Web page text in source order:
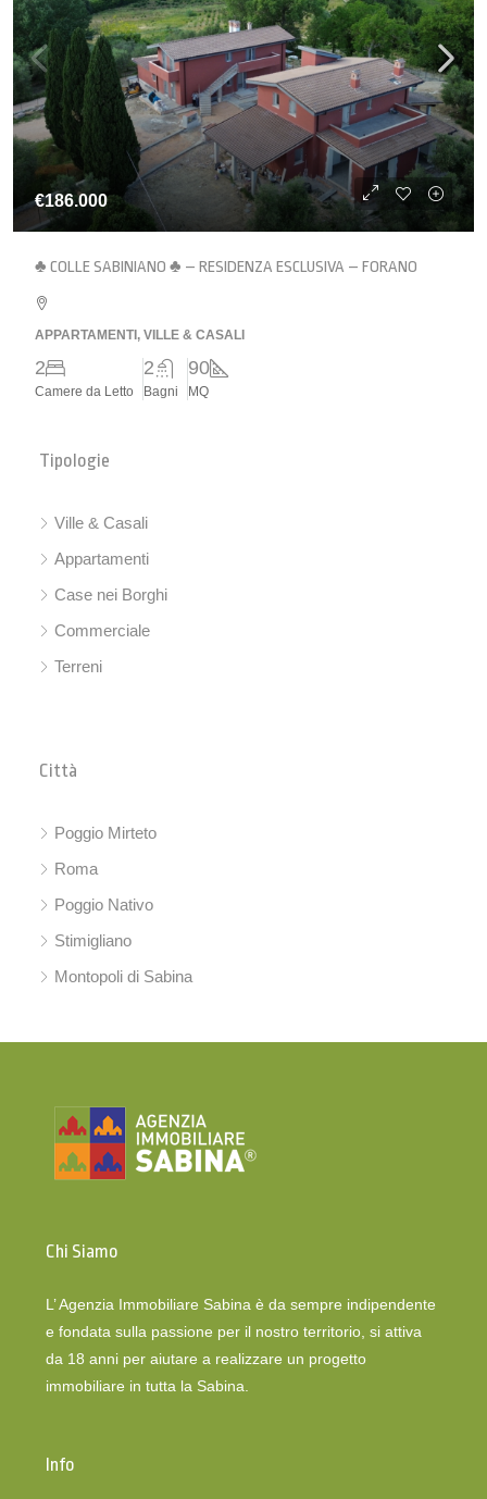
€186.000
♣ COLLE SABINIANO ♣ – RESIDENZA ESCLUSIVA – FORANO
APPARTAMENTI, VILLE & CASALI
2
Camere da Letto
2
Bagni
90
MQ
Tipologie
Ville & Casali
Appartamenti
Case nei Borghi
Commerciale
Terreni
Città
Poggio Mirteto
Roma
Poggio Nativo
Stimigliano
Montopoli di Sabina
Chi Siamo
L’ Agenzia Immobiliare Sabina è da sempre indipendente
e fondata sulla passione per il nostro territorio, si attiva
da 18 anni per aiutare a realizzare un progetto
immobiliare in tutta la Sabina.
Info